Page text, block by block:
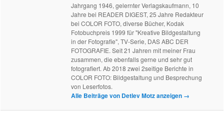
Jahrgang 1946, gelernter Verlagskaufmann, 10
Jahre bei READER DIGEST, 25 Jahre Redakteur
bei COLOR FOTO, diverse Bücher, Kodak
Fotobuchpreis 1999 für "Kreative Bildgestaltung
in der Fotografie", TV-Serie, DAS ABC DER
FOTOGRAFIE. Seit 21 Jahren mit meiner Frau
zusammen, die ebenfalls gerne und sehr gut
fotografiert. Ab 2018 zwei 2seitige Berichte in
COLOR FOTO: Bildgestaltung und Besprechung
von Leserfotos.
Alle Beiträge von Detlev Motz anzeigen →